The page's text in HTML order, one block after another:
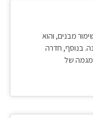
מבנים, והוא
בנוסף, חדרה
מגמה של